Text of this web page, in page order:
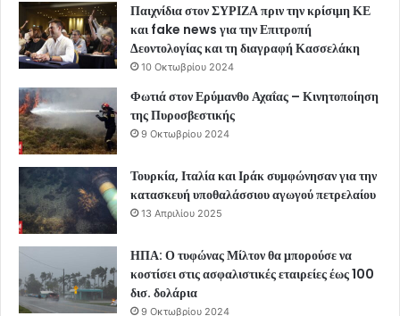
Παιχνίδια στον ΣΥΡΙΖΑ πριν την κρίσιμη ΚΕ
και fake news για την Επιτροπή
Δεοντολογίας και τη διαγραφή Κασσελάκη
10 Οκτωβρίου 2024
Φωτιά στον Ερύμανθο Αχαΐας – Κινητοποίηση
της Πυροσβεστικής
9 Οκτωβρίου 2024
Τουρκία, Ιταλία και Ιράκ συμφώνησαν για την
κατασκευή υποθαλάσσιου αγωγού πετρελαίου
13 Απριλίου 2025
ΗΠΑ: Ο τυφώνας Μίλτον θα μπορούσε να
κοστίσει στις ασφαλιστικές εταιρείες έως 100
δισ. δολάρια
9 Οκτωβρίου 2024